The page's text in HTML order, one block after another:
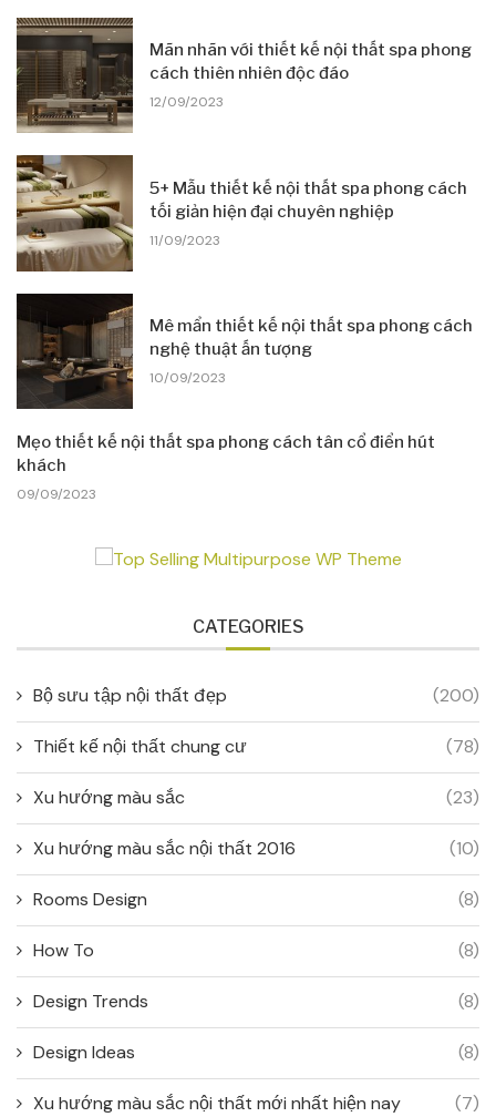
Mãn nhãn với thiết kế nội thất spa phong
cách thiên nhiên độc đáo
12/09/2023
5+ Mẫu thiết kế nội thất spa phong cách
tối giản hiện đại chuyên nghiệp
11/09/2023
Mê mẩn thiết kế nội thất spa phong cách
nghệ thuật ấn tượng
10/09/2023
Mẹo thiết kế nội thất spa phong cách tân cổ điển hút
khách
09/09/2023
CATEGORIES
Bộ sưu tập nội thất đẹp (200)
Thiết kế nội thất chung cư (78)
Xu hướng màu sắc (23)
Xu hướng màu sắc nội thất 2016 (10)
Rooms Design (8)
How To (8)
Design Trends (8)
Design Ideas (8)
Xu hướng màu sắc nội thất mới nhất hiện nay (7)